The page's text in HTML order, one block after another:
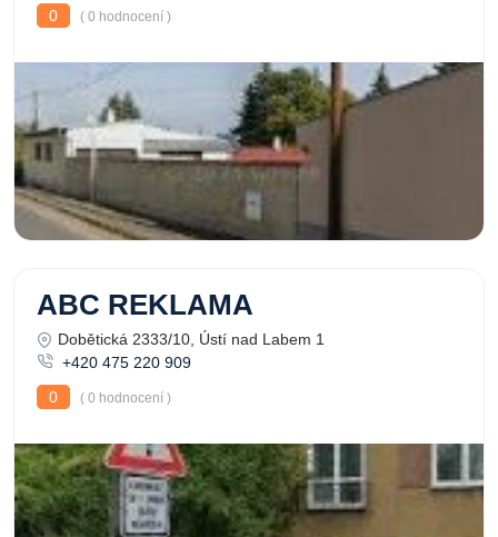
0
( 0 hodnocení )
ABC REKLAMA
Dobětická 2333/10, Ústí nad Labem 1
+420 475 220 909
0
( 0 hodnocení )